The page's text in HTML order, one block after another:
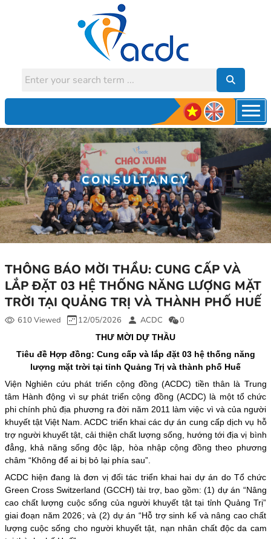
CONSULTANCY
THÔNG BÁO MỜI THẦU: CUNG CẤP VÀ
LẮP ĐẶT 03 HỆ THỐNG NĂNG LƯỢNG MẶT
TRỜI TẠI QUẢNG TRỊ VÀ THÀNH PHỐ HUẾ
610 Viewed 12/05/2026 ACDC 0
THƯ MỜI DỰ THẦU
Tiêu đề Hợp đồng: Cung cấp và lắp đặt 03 hệ thống năng
lượng mặt trời tại tỉnh Quảng Trị và thành phố Huế
Viện Nghiên cứu phát triển cộng đồng (ACDC) tiền thân là Trung
tâm Hành động vì sự phát triển cộng đồng (ACDC) là một tổ chức
phi chính phủ địa phương ra đời năm 2011 làm việc vì và của người
khuyết tật Việt Nam. ACDC triển khai các dự án cung cấp dịch vụ hỗ
trợ người khuyết tật, cải thiện chất lượng sống, hướng tới địa vị bình
đẳng, khả năng sống độc lập, hòa nhập cộng đồng theo phương
châm “Không để ai bị bỏ lại phía sau”.
ACDC hiện đang là đơn vị đối tác triển khai hai dự án do Tổ chức
Green Cross Switzerland (GCCH) tài trợ, bao gồm: (1) dự án “Nâng
cao chất lượng cuộc sống của người khuyết tật tại tỉnh Quảng Trị”
giai đoạn năm 2026; và (2) dự án “Hỗ trợ sinh kế và nâng cao chất
lượng cuộc sống cho người khuyết tật, nạn nhân chất độc da cam